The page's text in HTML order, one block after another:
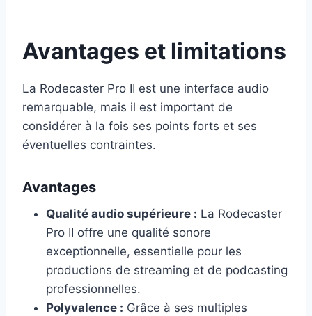
Avantages et limitations
La Rodecaster Pro II est une interface audio
remarquable, mais il est important de
considérer à la fois ses points forts et ses
éventuelles contraintes.
Avantages
Qualité audio supérieure : La Rodecaster
Pro II offre une qualité sonore
exceptionnelle, essentielle pour les
productions de streaming et de podcasting
professionnelles.
Polyvalence : Grâce à ses multiples